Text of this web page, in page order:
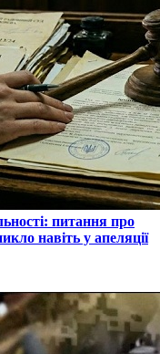
питання про
навіть у апеляції